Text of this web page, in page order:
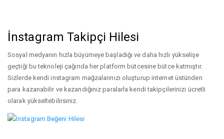
İnstagram Takipçi Hilesi
Sosyal medyanın hızla büyümeye başladığı ve daha hızlı yükselişe
geçtiği bu teknoleji çağında her platform bütcesine bütce katmıştır.
Sizlerde kendi instagram mağzalarınızı oluşturup internet üstünden
para kazanabilir ve kazandığınız paralarla kendi takipçilerinizi ücretli
olarak yükseltebilirsiniz.